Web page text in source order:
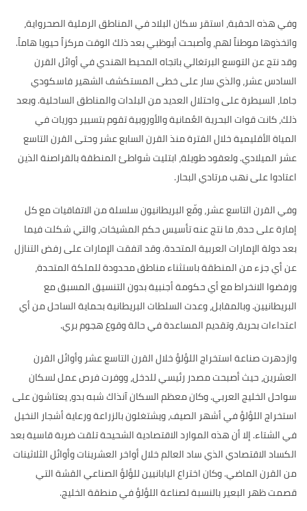
وفي هذه الحقبة،استقر سكان البلاد في المناطق الرملية الصحرواية،
واتخذوها موطناً لهم، وأصبحت أبوظبي بعد ذلك الوقت مركزاً حيويا هاماً.
وقد نتج عن التوسع البرتغالي باتجاه المحيط الهندي في أوائل القرن
السادس عشر، والذي سار على خطى المستكشف الشهير فاسكودي
جاما، السيطرة على واحتلال العديد من البلدات والمناطق الساحلية.وبعد
ذلك، كانت قوات البحرية العُمانية والأوروبية تقوم بتسيير دوريات في
المياة الأقليمية خلال الفترة منذ القرن السابع عشر وحتى القرن التاسع
عشر الميلادي.ولعقود طويلة، ابتليت شواطئ المنطقة بالقراصنة الذين
اعتادوا على نهب مرتادي البحار.
وفي القرن التاسع عشر، وقّع البريطانيون سلسلة من الاتفاقيات مع كل
إمارة على حدة، ما نتج عنه تأسيس حكم المشيخات، والتي شكلت فيما
بعد دولة الإمارات العربية المتحدة.وقد اتفقت الإمارات على رفض التنازل
عن أي جزء من المنطقة باستثناء مناطق محدودة للملكة المتحدة،
ورفضوا الانخراط مع أي حكومة أجنبية بدون التنسيق المسبق مع
البريطانيين.وبالمقابل، وعدت السلطات البريطانية بحماية الساحل من أي
اعتداءات بحرية، وتقديم المساعدة في حالة وقوع هجوم بري.
وازدهرت صناعة استخراج اللؤلؤ خلال القرن التاسع عشر وأوائل القرن
العشرين، حيث أصبحت مصدر رئيسي للدخل، ووفرت فرص عمل لسكان
سواحل الخليج العربي.وكان معظم السكان آنذاك شبه بدو، يعتاشون على
استخراج اللؤلؤ في أشهر الصيف، ويشتغلون بالزراعة ورعاية أشجار النخيل
في الشتاء.إلا أن هذه الموارد الاقتصادية الشحيحة تلقت ضربة قاسية بعد
الكساد الاقتصادي الذي ساد العالم خلال أواخر العشرينات وأوائل الثلاثينات
من القرن الماضي.وكان اختراع اليابانيين للؤلؤ الصناعي القشة التي
قصمت ظهر البعير بالنسبة لصناعة اللؤلؤ في منطقة الخليج.